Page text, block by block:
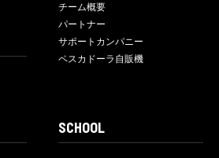
チーム概要
パートナー
サポートカンパニー
ペスカドーラ自販機
SCHOOL